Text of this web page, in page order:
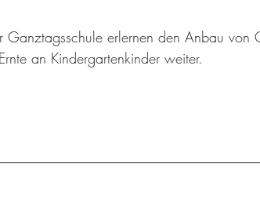
Ganztagsschule erlernen den Anbau
an Kindergartenkinder weiter.